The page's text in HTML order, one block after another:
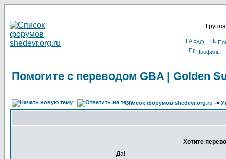
FAQ
Профиль
Помогите с переводом GBA | Golden
Список форумов shedevr.org.ru ->
Хотите
Да!